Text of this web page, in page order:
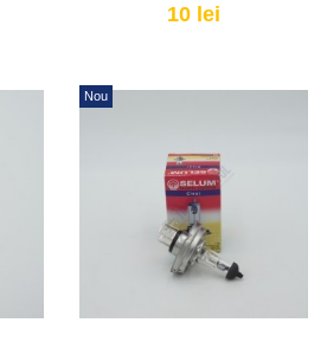
10 lei
Nou